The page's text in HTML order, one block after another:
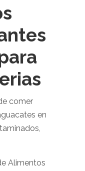
comer
en
Alimentos